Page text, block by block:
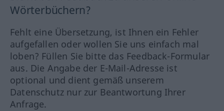
Wörterbüchern?
Fehlt eine Übersetzung, ist Ihnen ein Fehler
aufgefallen oder wollen Sie uns einfach mal
loben? Füllen Sie bitte das Feedback-Formular
aus. Die Angabe der E-Mail-Adresse ist
optional und dient gemäß unserem
Datenschutz nur zur Beantwortung Ihrer
Anfrage.